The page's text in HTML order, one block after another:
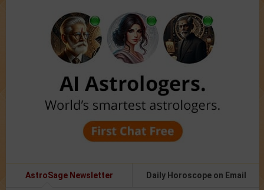
AstroSage Newsletter Daily Horoscope on Email